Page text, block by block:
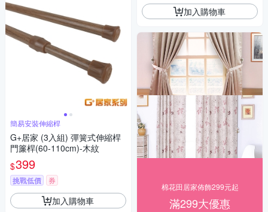
簡易安裝伸縮桿
G+居家 (3入組) 彈簧式伸縮桿
門簾桿(60-110cm)-木紋
$399
挑戰低價 券
加入購物車
加入購物車
棉花田居家佈飾299元起
滿299大優惠